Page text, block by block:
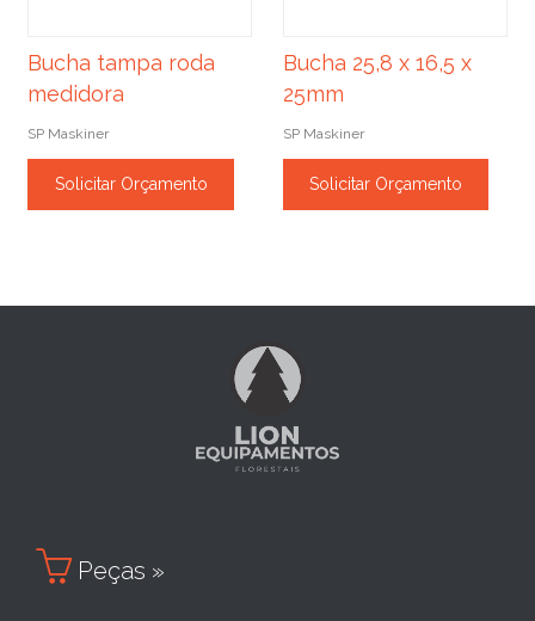
Bucha tampa roda
medidora
SP Maskiner
Solicitar Orçamento
Bucha 25,8 x 16,5 x
25mm
SP Maskiner
Solicitar Orçamento
 Peças »